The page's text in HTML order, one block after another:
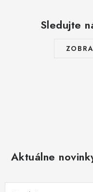
Sledujte
Aktuálne